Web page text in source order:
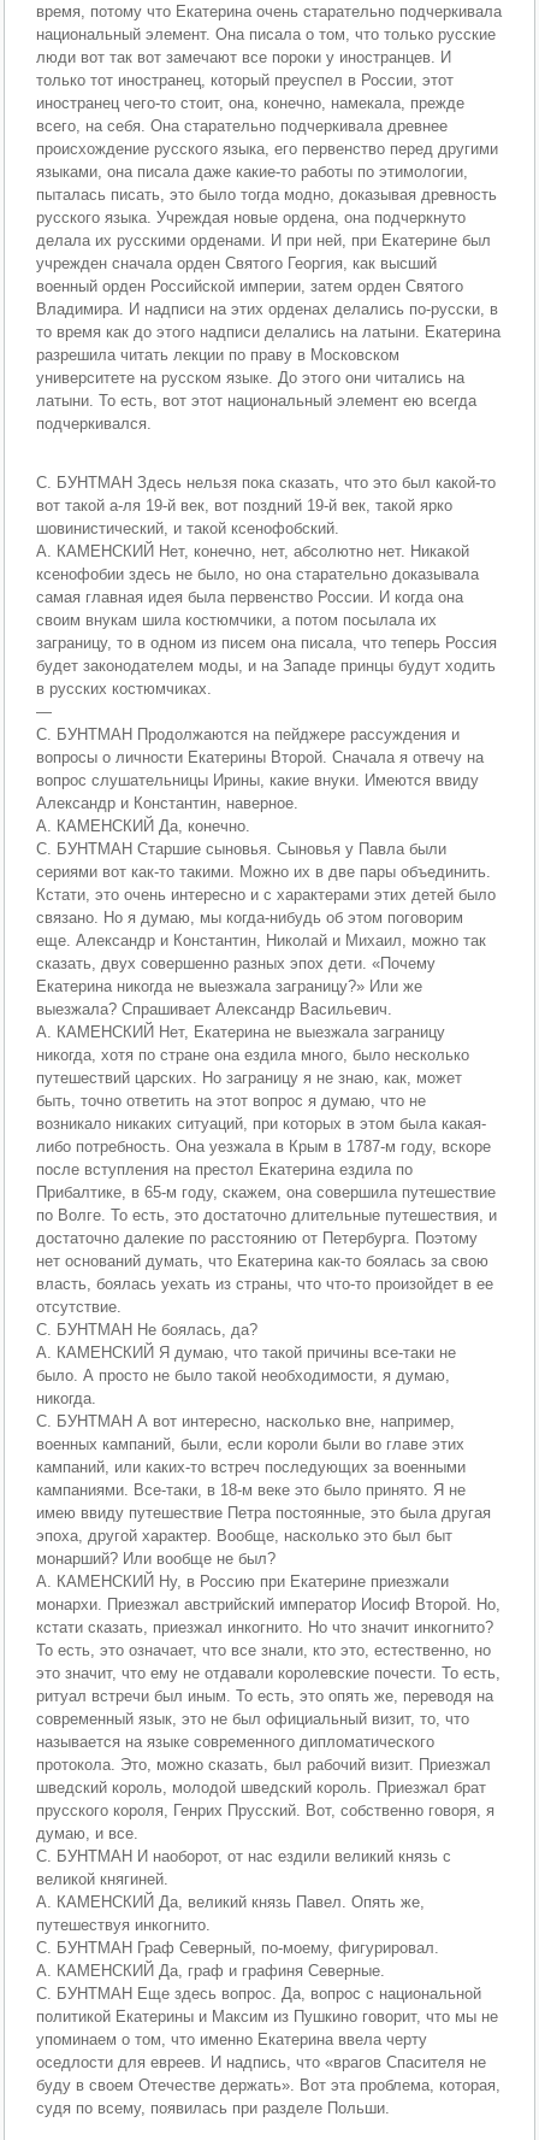
время, потому что Екатерина очень старательно подчеркивала
национальный элемент. Она писала о том, что только русские
люди вот так вот замечают все пороки у иностранцев. И
только тот иностранец, который преуспел в России, этот
иностранец чего-то стоит, она, конечно, намекала, прежде
всего, на себя. Она старательно подчеркивала древнее
происхождение русского языка, его первенство перед другими
языками, она писала даже какие-то работы по этимологии,
пыталась писать, это было тогда модно, доказывая древность
русского языка. Учреждая новые ордена, она подчеркнуто
делала их русскими орденами. И при ней, при Екатерине был
учрежден сначала орден Святого Георгия, как высший
военный орден Российской империи, затем орден Святого
Владимира. И надписи на этих орденах делались по-русски, в
то время как до этого надписи делались на латыни. Екатерина
разрешила читать лекции по праву в Московском
университете на русском языке. До этого они читались на
латыни. То есть, вот этот национальный элемент ею всегда
подчеркивался.
С. БУНТМАН Здесь нельзя пока сказать, что это был какой-то
вот такой а-ля 19-й век, вот поздний 19-й век, такой ярко
шовинистический, и такой ксенофобский.
А. КАМЕНСКИЙ Нет, конечно, нет, абсолютно нет. Никакой
ксенофобии здесь не было, но она старательно доказывала
самая главная идея была первенство России. И когда она
своим внукам шила костюмчики, а потом посылала их
заграницу, то в одном из писем она писала, что теперь Россия
будет законодателем моды, и на Западе принцы будут ходить
в русских костюмчиках.
—
С. БУНТМАН Продолжаются на пейджере рассуждения и
вопросы о личности Екатерины Второй. Сначала я отвечу на
вопрос слушательницы Ирины, какие внуки. Имеются ввиду
Александр и Константин, наверное.
А. КАМЕНСКИЙ Да, конечно.
С. БУНТМАН Старшие сыновья. Сыновья у Павла были
сериями вот как-то такими. Можно их в две пары объединить.
Кстати, это очень интересно и с характерами этих детей было
связано. Но я думаю, мы когда-нибудь об этом поговорим
еще. Александр и Константин, Николай и Михаил, можно так
сказать, двух совершенно разных эпох дети. «Почему
Екатерина никогда не выезжала заграницу?» Или же
выезжала? Спрашивает Александр Васильевич.
А. КАМЕНСКИЙ Нет, Екатерина не выезжала заграницу
никогда, хотя по стране она ездила много, было несколько
путешествий царских. Но заграницу я не знаю, как, может
быть, точно ответить на этот вопрос я думаю, что не
возникало никаких ситуаций, при которых в этом была какая-
либо потребность. Она уезжала в Крым в 1787-м году, вскоре
после вступления на престол Екатерина ездила по
Прибалтике, в 65-м году, скажем, она совершила путешествие
по Волге. То есть, это достаточно длительные путешествия, и
достаточно далекие по расстоянию от Петербурга. Поэтому
нет оснований думать, что Екатерина как-то боялась за свою
власть, боялась уехать из страны, что что-то произойдет в ее
отсутствие.
С. БУНТМАН Не боялась, да?
А. КАМЕНСКИЙ Я думаю, что такой причины все-таки не
было. А просто не было такой необходимости, я думаю,
никогда.
С. БУНТМАН А вот интересно, насколько вне, например,
военных кампаний, были, если короли были во главе этих
кампаний, или каких-то встреч последующих за военными
кампаниями. Все-таки, в 18-м веке это было принято. Я не
имею ввиду путешествие Петра постоянные, это была другая
эпоха, другой характер. Вообще, насколько это был быт
монарший? Или вообще не был?
А. КАМЕНСКИЙ Ну, в Россию при Екатерине приезжали
монархи. Приезжал австрийский император Иосиф Второй. Но,
кстати сказать, приезжал инкогнито. Но что значит инкогнито?
То есть, это означает, что все знали, кто это, естественно, но
это значит, что ему не отдавали королевские почести. То есть,
ритуал встречи был иным. То есть, это опять же, переводя на
современный язык, это не был официальный визит, то, что
называется на языке современного дипломатического
протокола. Это, можно сказать, был рабочий визит. Приезжал
шведский король, молодой шведский король. Приезжал брат
прусского короля, Генрих Прусский. Вот, собственно говоря, я
думаю, и все.
С. БУНТМАН И наоборот, от нас ездили великий князь с
великой княгиней.
А. КАМЕНСКИЙ Да, великий князь Павел. Опять же,
путешествуя инкогнито.
С. БУНТМАН Граф Северный, по-моему, фигурировал.
А. КАМЕНСКИЙ Да, граф и графиня Северные.
С. БУНТМАН Еще здесь вопрос. Да, вопрос с национальной
политикой Екатерины и Максим из Пушкино говорит, что мы не
упоминаем о том, что именно Екатерина ввела черту
оседлости для евреев. И надпись, что «врагов Спасителя не
буду в своем Отечестве держать». Вот эта проблема, которая,
судя по всему, появилась при разделе Польши.